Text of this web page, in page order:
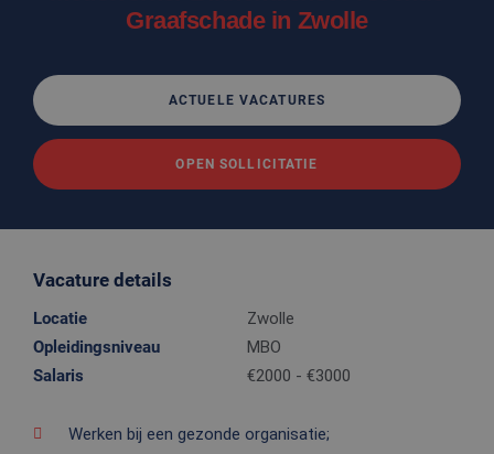
Graafschade in Zwolle
ACTUELE VACATURES
OPEN SOLLICITATIE
Vacature details
Locatie
Zwolle
Opleidingsniveau
MBO
Salaris
€2000 - €3000
Werken bij een gezonde organisatie;